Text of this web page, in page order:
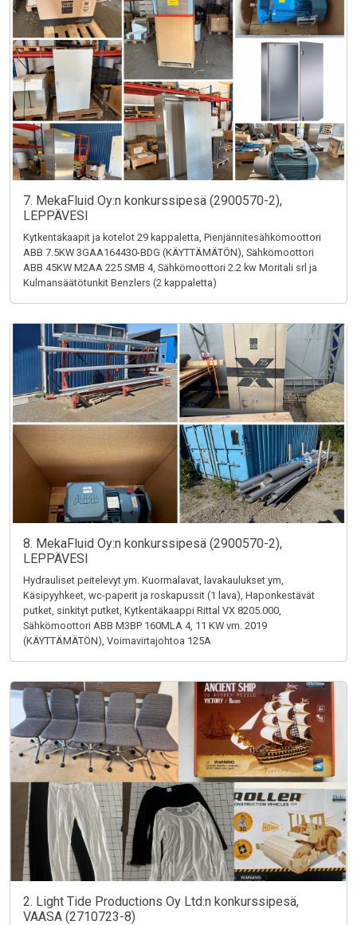
7. MekaFluid Oy:n konkurssipesä (2900570-2),
LEPPÄVESI
Kytkentäkaapit ja kotelot 29 kappaletta, Pienjännitesähkömoottori
ABB 7.5KW 3GAA164430-BDG (KÄYTTÄMÄTÖN), Sähkömoottori
ABB 45KW M2AA 225 SMB 4, Sähkömoottori 2.2 kw Moritali srl ja
Kulmansäätötunkit Benzlers (2 kappaletta)
8. MekaFluid Oy:n konkurssipesä (2900570-2),
LEPPÄVESI
Hydrauliset peitelevyt ym. Kuormalavat, lavakaulukset ym,
Käsipyyhkeet, wc-paperit ja roskapussit (1 lava), Haponkestävät
putket, sinkityt putket, Kytkentäkaappi Rittal VX 8205.000,
Sähkömoottori ABB M3BP 160MLA 4, 11 KW vm. 2019
(KÄYTTÄMÄTÖN), Voimavirtajohtoa 125A
2. Light Tide Productions Oy Ltd:n konkurssipesä,
VAASA (2710723-8)